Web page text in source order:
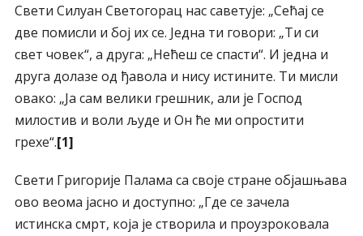
Свети Силуан Светогорац нас саветује: „Сећај се
две помисли и бој их се. Једна ти говори: „Ти си
свет човек“, а друга: „Нећеш се спасти“. И једна и
друга долазе од ђавола и нису истините. Ти мисли
овако: „Ја сам велики грешник, али је Господ
милостив и воли људе и Он ће ми опростити
грехе“.[1]
Свети Григорије Палама са своје стране објашњава
ово веома јасно и доступно: „Где се зачела
истинска смрт, која је створила и проузроковала